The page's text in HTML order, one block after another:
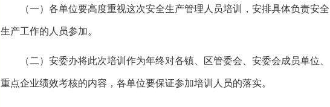
（一）各单位要高度重视这次安全生产管理人员培训，安排具体负责安全
生产工作的人员参加。
（二）安委办将此次培训作为年终对各镇、区管委会、安委会成员单位、
重点企业绩效考核的内容，各单位要保证参加培训人员的落实。